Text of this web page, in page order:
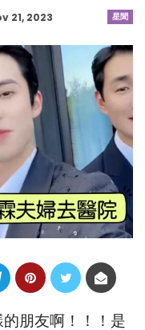
星聞
21, 2023
朋友啊！！！是